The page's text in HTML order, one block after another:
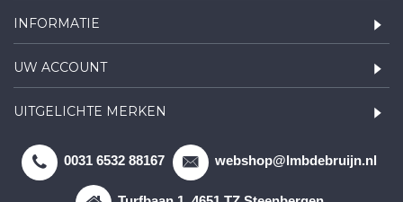
INFORMATIE
UW ACCOUNT
UITGELICHTE MERKEN
0031 6532 88167 webshop@lmbdebruijn.nl